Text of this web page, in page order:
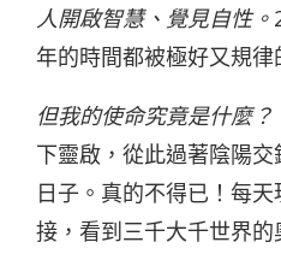
人開啟智慧、覺見自性。
年的時間都被極好又規律
但我的使命究竟是什麼？
下靈啟，從此過著陰陽
日子。真的不得已！每
接，看到三千大千世界